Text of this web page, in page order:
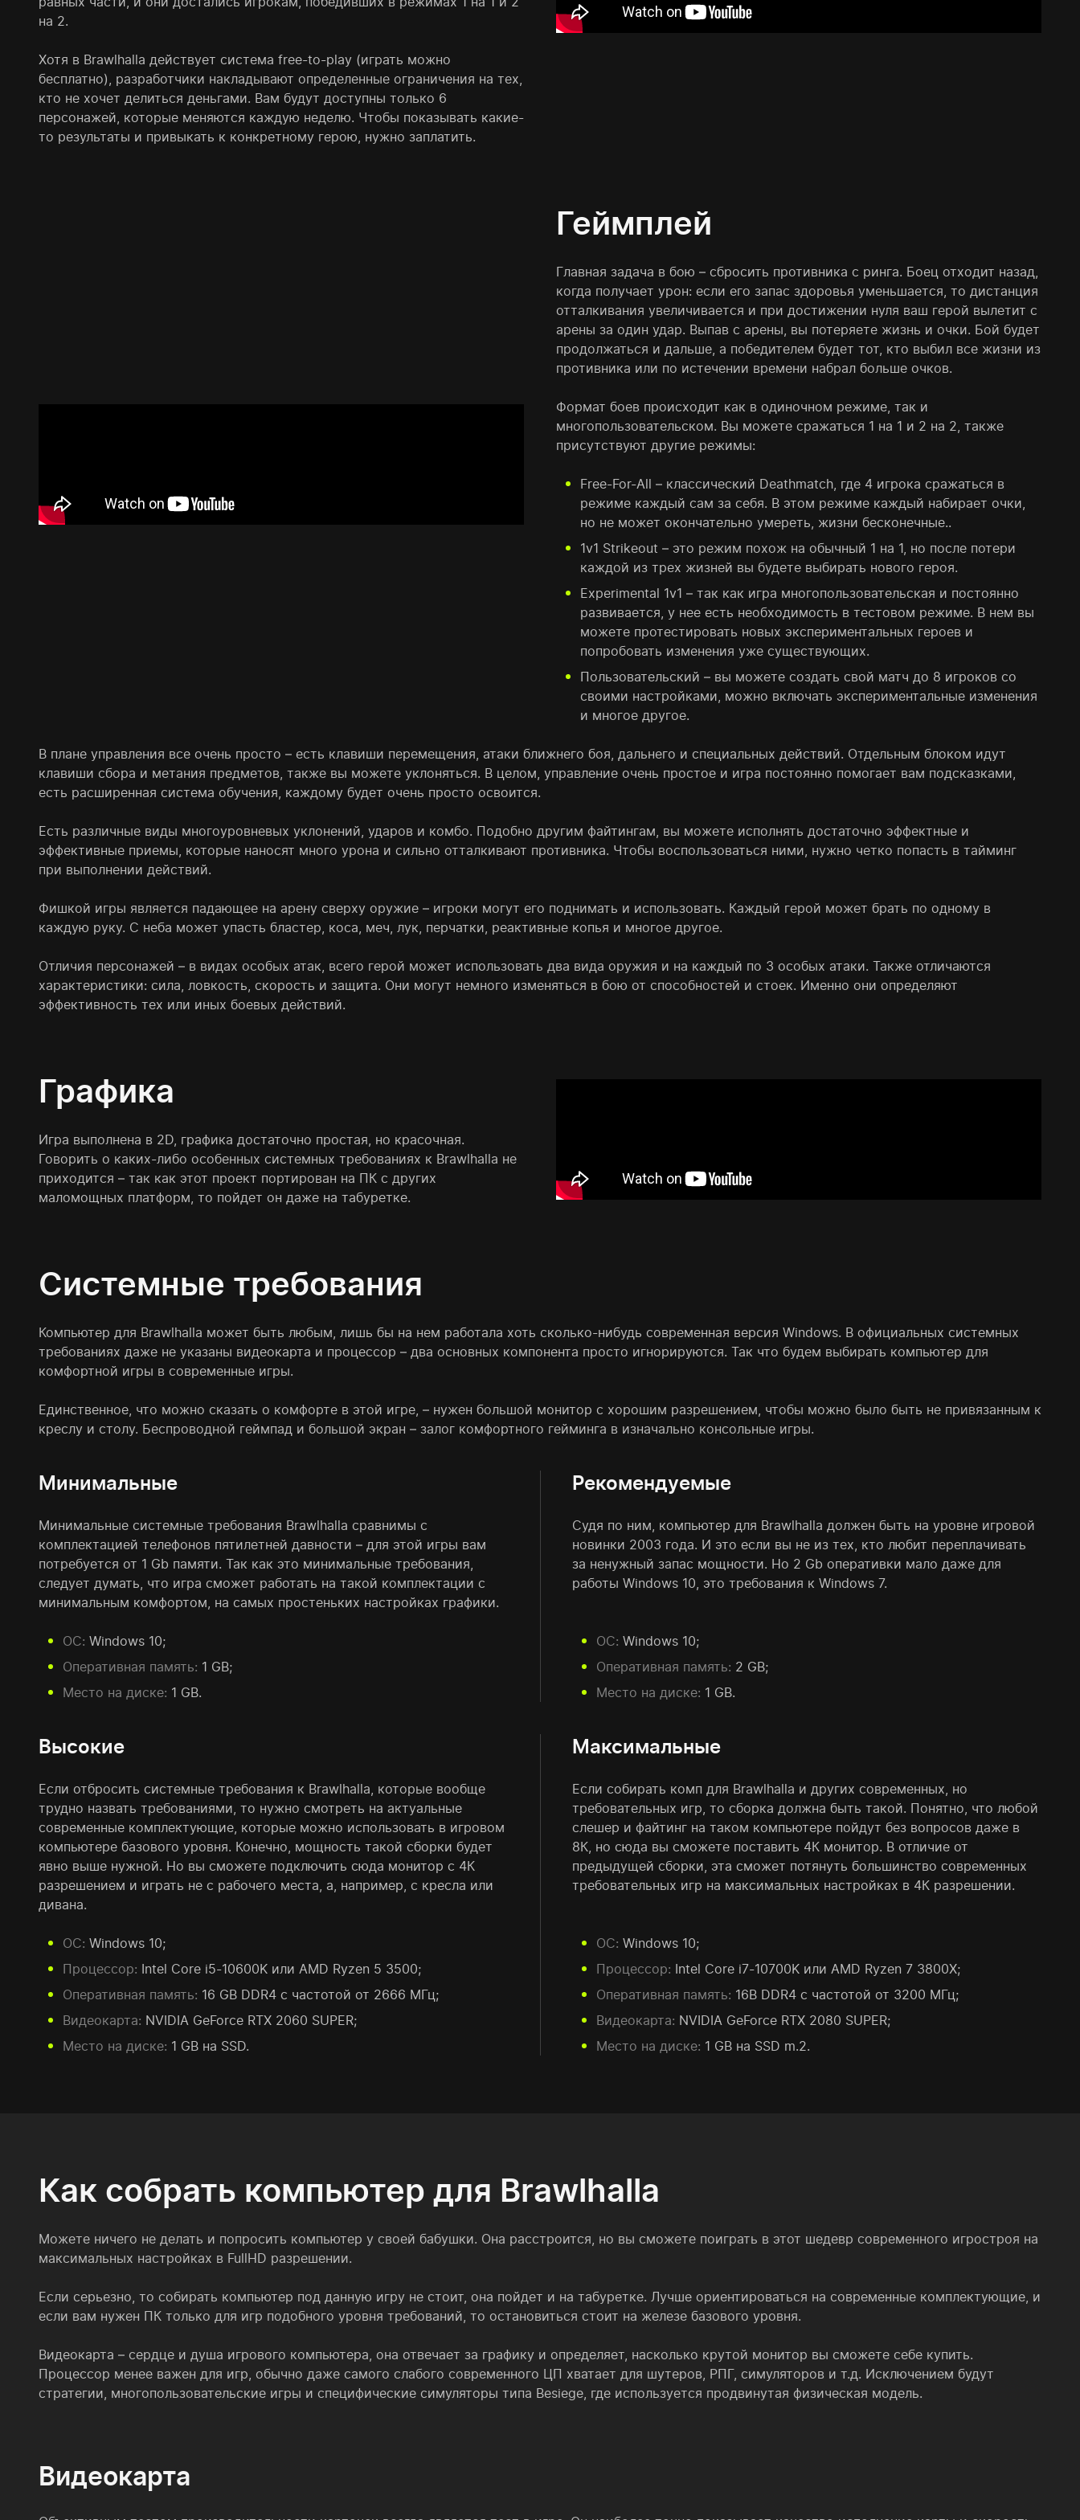
на 2.
Хотя в Brawlhalla действует система free-to-play (играть можно
бесплатно), разработчики накладывают определенные ограничения на тех,
кто не хочет делиться деньгами. Вам будут доступны только 6
персонажей, которые меняются каждую неделю. Чтобы показывать какие-
то результаты и привыкать к конкретному герою, нужно заплатить.
Геймплей
Главная задача в бою – сбросить противника с ринга. Боец отходит назад,
когда получает урон: если его запас здоровья уменьшается, то дистанция
отталкивания увеличивается и при достижении нуля ваш герой вылетит с
арены за один удар. Выпав с арены, вы потеряете жизнь и очки. Бой будет
продолжаться и дальше, а победителем будет тот, кто выбил все жизни из
противника или по истечении времени набрал больше очков.
Формат боев происходит как в одиночном режиме, так и
многопользовательском. Вы можете сражаться 1 на 1 и 2 на 2, также
присутствуют другие режимы:
Free-For-All – классический Deathmatch, где 4 игрока сражаться в
режиме каждый сам за себя. В этом режиме каждый набирает очки,
но не может окончательно умереть, жизни бесконечные..
1v1 Strikeout – это режим похож на обычный 1 на 1, но после потери
каждой из трех жизней вы будете выбирать нового героя.
Experimental 1v1 – так как игра многопользовательская и постоянно
развивается, у нее есть необходимость в тестовом режиме. В нем вы
можете протестировать новых экспериментальных героев и
попробовать изменения уже существующих.
Пользовательский – вы можете создать свой матч до 8 игроков со
своими настройками, можно включать экспериментальные изменения
и многое другое.
В плане управления все очень просто – есть клавиши перемещения, атаки ближнего боя, дальнего и специальных действий. Отдельным блоком идут
клавиши сбора и метания предметов, также вы можете уклоняться. В целом, управление очень простое и игра постоянно помогает вам подсказками,
есть расширенная система обучения, каждому будет очень просто освоится.
Есть различные виды многоуровневых уклонений, ударов и комбо. Подобно другим файтингам, вы можете исполнять достаточно эффектные и
эффективные приемы, которые наносят много урона и сильно отталкивают противника. Чтобы воспользоваться ними, нужно четко попасть в тайминг
при выполнении действий.
Фишкой игры является падающее на арену сверху оружие – игроки могут его поднимать и использовать. Каждый герой может брать по одному в
каждую руку. С неба может упасть бластер, коса, меч, лук, перчатки, реактивные копья и многое другое.
Отличия персонажей – в видах особых атак, всего герой может использовать два вида оружия и на каждый по 3 особых атаки. Также отличаются
характеристики: сила, ловкость, скорость и защита. Они могут немного изменяться в бою от способностей и стоек. Именно они определяют
эффективность тех или иных боевых действий.
Графика
Игра выполнена в 2D, графика достаточно простая, но красочная.
Говорить о каких-либо особенных системных требованиях к Brawlhalla не
приходится – так как этот проект портирован на ПК с других
маломощных платформ, то пойдет он даже на табуретке.
Системные требования
Компьютер для Brawlhalla может быть любым, лишь бы на нем работала хоть сколько-нибудь современная версия Windows. В официальных системных
требованиях даже не указаны видеокарта и процессор – два основных компонента просто игнорируются. Так что будем выбирать компьютер для
комфортной игры в современные игры.
Единственное, что можно сказать о комфорте в этой игре, – нужен большой монитор с хорошим разрешением, чтобы можно было быть не привязанным к
креслу и столу. Беспроводной геймпад и большой экран – залог комфортного гейминга в изначально консольные игры.
Минимальные
Минимальные системные требования Brawlhalla сравнимы с
комплектацией телефонов пятилетней давности – для этой игры вам
потребуется от 1 Gb памяти. Так как это минимальные требования,
следует думать, что игра сможет работать на такой комплектации с
минимальным комфортом, на самых простеньких настройках графики.
ОС: Windows 10;
Оперативная память: 1 GB;
Место на диске: 1 GB.
Рекомендуемые
Судя по ним, компьютер для Brawlhalla должен быть на уровне игровой
новинки 2003 года. И это если вы не из тех, кто любит переплачивать
за ненужный запас мощности. Но 2 Gb оперативки мало даже для
работы Windows 10, это требования к Windows 7.
ОС: Windows 10;
Оперативная память: 2 GB;
Место на диске: 1 GB.
Высокие
Если отбросить системные требования к Brawlhalla, которые вообще
трудно назвать требованиями, то нужно смотреть на актуальные
современные комплектующие, которые можно использовать в игровом
компьютере базового уровня. Конечно, мощность такой сборки будет
явно выше нужной. Но вы сможете подключить сюда монитор с 4К
разрешением и играть не с рабочего места, а, например, с кресла или
дивана.
ОС: Windows 10;
Процессор: Intel Core i5-10600K или AMD Ryzen 5 3500;
Оперативная память: 16 GB DDR4 с частотой от 2666 МГц;
Видеокарта: NVIDIA GeForce RTX 2060 SUPER;
Место на диске: 1 GB на SSD.
Максимальные
Если собирать комп для Brawlhalla и других современных, но
требовательных игр, то сборка должна быть такой. Понятно, что любой
слешер и файтинг на таком компьютере пойдут без вопросов даже в
8К, но сюда вы сможете поставить 4К монитор. В отличие от
предыдущей сборки, эта сможет потянуть большинство современных
требовательных игр на максимальных настройках в 4К разрешении.
ОС: Windows 10;
Процессор: Intel Core i7-10700K или AMD Ryzen 7 3800X;
Оперативная память: 16B DDR4 с частотой от 3200 МГц;
Видеокарта: NVIDIA GeForce RTX 2080 SUPER;
Место на диске: 1 GB на SSD m.2.
Как собрать компьютер для Brawlhalla
Можете ничего не делать и попросить компьютер у своей бабушки. Она расстроится, но вы сможете поиграть в этот шедевр современного игростроя на
максимальных настройках в FullHD разрешении.
Если серьезно, то собирать компьютер под данную игру не стоит, она пойдет и на табуретке. Лучше ориентироваться на современные комплектующие, и
если вам нужен ПК только для игр подобного уровня требований, то остановиться стоит на железе базового уровня.
Видеокарта – сердце и душа игрового компьютера, она отвечает за графику и определяет, насколько крутой монитор вы сможете себе купить.
Процессор менее важен для игр, обычно даже самого слабого современного ЦП хватает для шутеров, РПГ, симуляторов и т.д. Исключением будут
стратегии, многопользовательские игры и специфические симуляторы типа Besiege, где используется продвинутая физическая модель.
Видеокарта